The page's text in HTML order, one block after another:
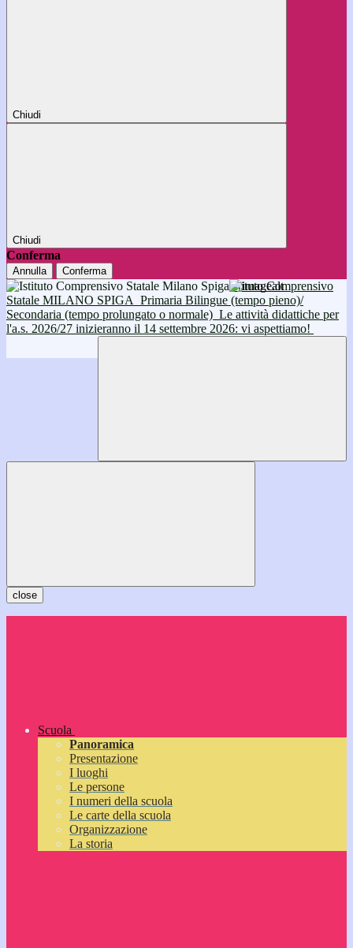
Chiudi
Chiudi
Conferma
Annulla Conferma
Istituto Comprensivo
Statale MILANO SPIGA Primaria Bilingue (tempo pieno)/
Secondaria (tempo prolungato o normale) Le attività didattiche per
l'a.s. 2026/27 inizieranno il 14 settembre 2026: vi aspettiamo!
close
Scuola
Panoramica
Presentazione
I luoghi
Le persone
I numeri della scuola
Le carte della scuola
Organizzazione
La storia